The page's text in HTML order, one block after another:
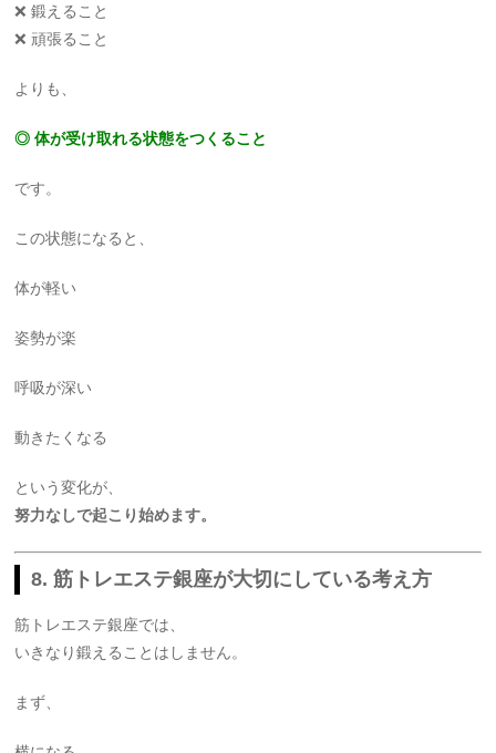
❌ 鍛えること
❌ 頑張ること
よりも、
◎ 体が受け取れる状態をつくること
です。
この状態になると、
体が軽い
姿勢が楽
呼吸が深い
動きたくなる
という変化が、
努力なしで起こり始めます。
8.筋トレエステ銀座が大切にしている考え方
筋トレエステ銀座では、
いきなり鍛えることはしません。
まず、